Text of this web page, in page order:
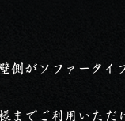
側がソファータイ
までご利用いただ